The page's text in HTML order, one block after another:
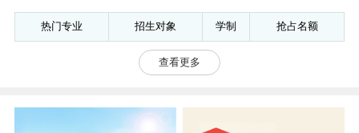
热门专业 招生对象 学制 抢占名额
查看更多